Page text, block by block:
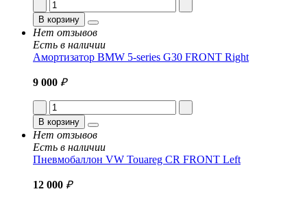
В корзину
Нет отзывов
Есть в наличии
Амортизатор BMW 5-series G30 FRONT Right
9 000 ₽
В корзину
Нет отзывов
Есть в наличии
Пневмобаллон VW Touareg CR FRONT Left
12 000 ₽